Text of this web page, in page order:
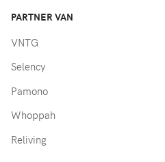
PARTNER VAN
VNTG
Selency
Pamono
Whoppah
Reliving